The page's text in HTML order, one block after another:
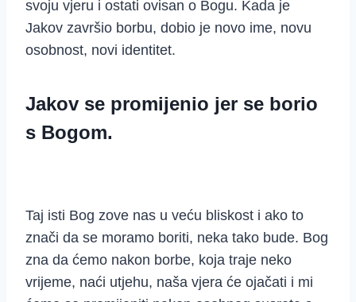
svoju vjeru i ostati ovisan o Bogu. Kada je
Jakov završio borbu, dobio je novo ime, novu
osobnost, novi identitet.
Jakov se promijenio jer se borio
s Bogom.
Taj isti Bog zove nas u veću bliskost i ako to
znači da se moramo boriti, neka tako bude. Bog
zna da ćemo nakon borbe, koja traje neko
vrijeme, naći utjehu, naša vjera će ojačati i mi